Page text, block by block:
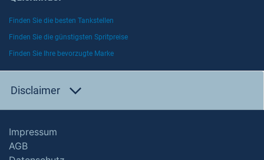
Finden Sie die besten Tankstellen
Finden Sie die günstigsten Spritpreise
Finden Sie Ihre bevorzugte Marke
Disclaimer
Impressum
AGB